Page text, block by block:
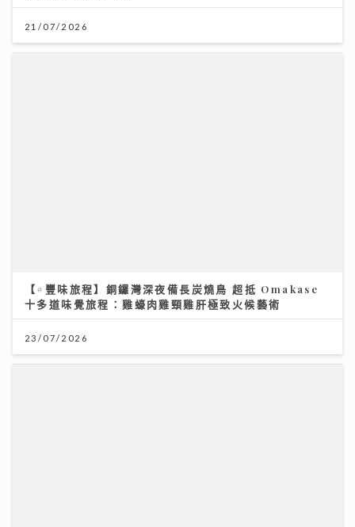
21/07/2026
【#豐味旅程】銅鑼灣深夜備長炭燒鳥 超抵 Omakase
十多道味覺旅程：雞蠔肉雞頸雞肝極致火候藝術
23/07/2026